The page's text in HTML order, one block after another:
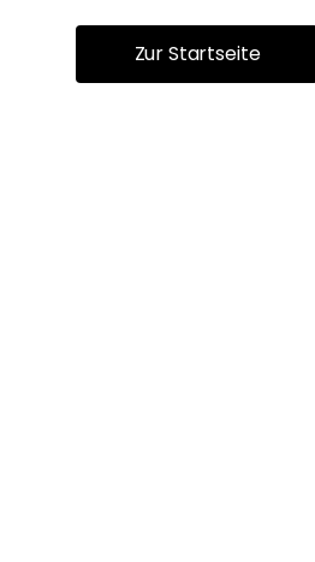
Zur Startseite